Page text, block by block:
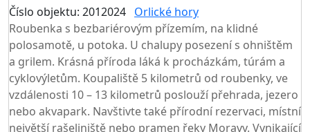
Číslo objektu: 2012024 Orlické hory
Roubenka s bezbariérovým přízemím, na klidné
polosamotě, u potoka. U chalupy posezení s ohništěm
a grilem. Krásná příroda láká k procházkám, túrám a
cyklovýletům. Koupaliště 5 kilometrů od roubenky, ve
vzdálenosti 10 – 13 kilometrů poslouží přehrada, jezero
nebo akvapark. Navštivte také přírodní rezervaci, místní
největší rašeliniště nebo pramen řeky Moravy. Vynikající